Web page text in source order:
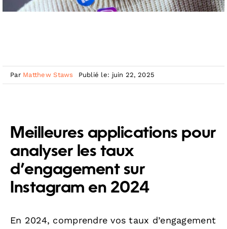
Par Matthew Staws Publié le: juin 22, 2025
Meilleures applications pour
analyser les taux
d’engagement sur
Instagram en 2024
En 2024, comprendre vos taux d’engagement